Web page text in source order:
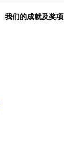
我们的成就及奖项